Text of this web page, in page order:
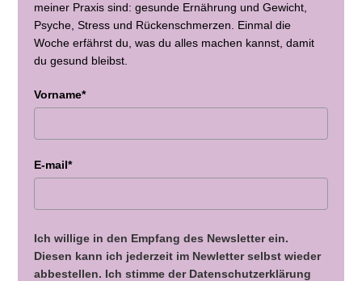
meiner Praxis sind: gesunde Ernährung und Gewicht,
Psyche, Stress und Rückenschmerzen. Einmal die
Woche erfährst du, was du alles machen kannst, damit
du gesund bleibst.
Vorname*
E-mail*
Ich willige in den Empfang des Newsletter ein.
Diesen kann ich jederzeit im Newletter selbst wieder
abbestellen. Ich stimme der Datenschutzerklärung